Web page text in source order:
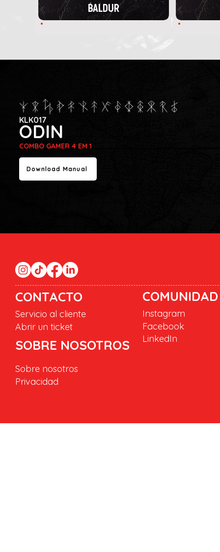
BALDUR
ODIN
KLK017
COMBO GAMER 4 EM 1
Download Manual
CONTACTO
Servicio al cliente
Abrir un ticket
SOBRE NOSOTROS
COMUNIDAD
Instagram
Facebook
LinkedIn
Sobre nosotros
Privacidad